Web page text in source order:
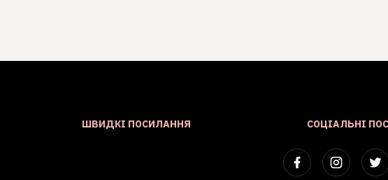
ШВИДКІ ПОСИЛАННЯ СОЦІАЛЬНІ